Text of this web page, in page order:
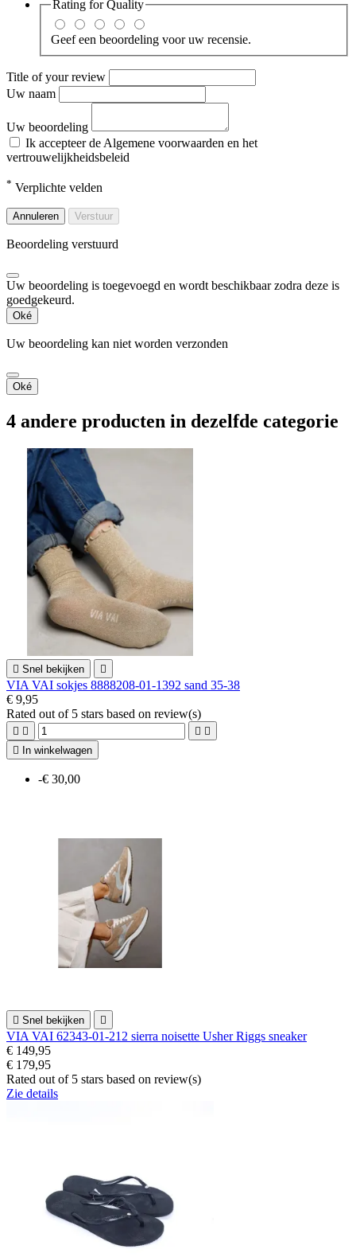
Rating forQuality
Geef een beoordeling voor uw recensie.
Title of your review
Uw naam
Uw beoordeling
Ik accepteer de Algemene voorwaarden en het
vertrouwelijkheidsbeleid
* Verplichte velden
Annuleren Verstuur
Beoordeling verstuurd
Uw beoordeling is toegevoegd en wordt beschikbaar zodra deze is
goedgekeurd.
Oké
Uw beoordeling kan niet worden verzonden
Oké
4 andere producten in dezelfde categorie
 Snel bekijken 
VIA VAI sokjes 8888208-01-1392 sand 35-38
€ 9,95
Rated out of 5 stars based on review(s)
   
 In winkelwagen
-€ 30,00
 Snel bekijken 
VIA VAI 62343-01-212 sierra noisette Usher Riggs sneaker
€ 149,95
€ 179,95
Rated out of 5 stars based on review(s)
Zie details